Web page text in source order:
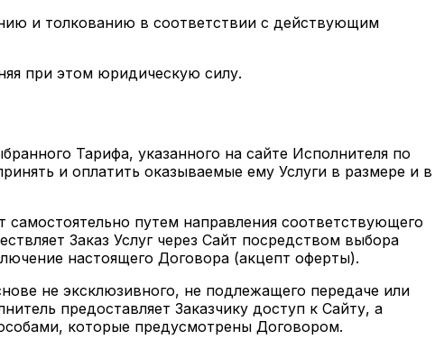
и толкованию в соответствии с действующим
при этом юридическую силу.
Тарифа, указанного на сайте Исполнителя по
и оплатить оказываемые ему Услуги в размере и в
самостоятельно путем направления соответствующего
Заказ Услуг через Сайт посредством выбора
настоящего Договора (акцепт оферты).
не эксклюзивного, не подлежащего передаче или
предоставляет Заказчику доступ к Сайту, а
которые предусмотрены Договором.